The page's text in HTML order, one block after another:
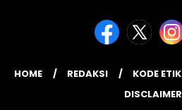
HOME REDAKSI KODE ETIK
DISCLAIMER